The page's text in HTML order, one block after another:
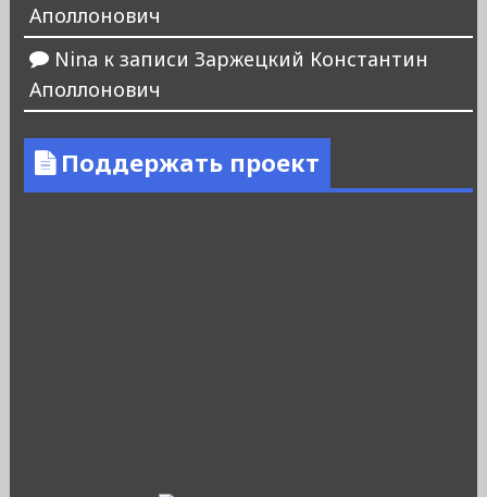
Аполлонович
Nina к записи Заржецкий Константин
Аполлонович
Поддержать проект